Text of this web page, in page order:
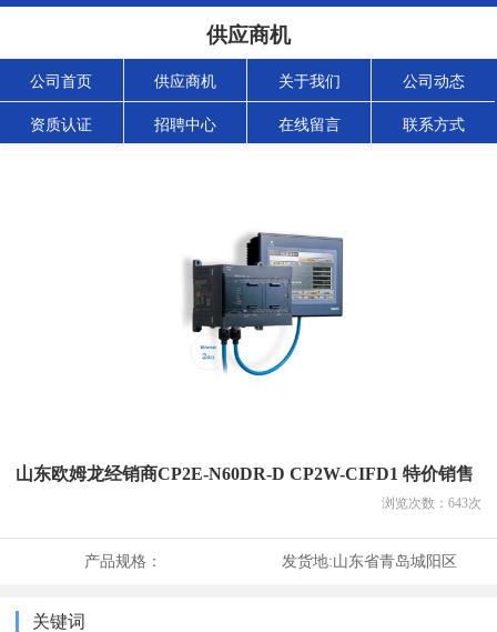
供应商机
公司首页 供应商机 关于我们 公司动态
资质认证 招聘中心 在线留言 联系方式
山东欧姆龙经销商CP2E-N60DR-D CP2W-CIFD1 特价销售
浏览次数： 643次
产品规格： 发货地:山东省青岛城阳区
关键词